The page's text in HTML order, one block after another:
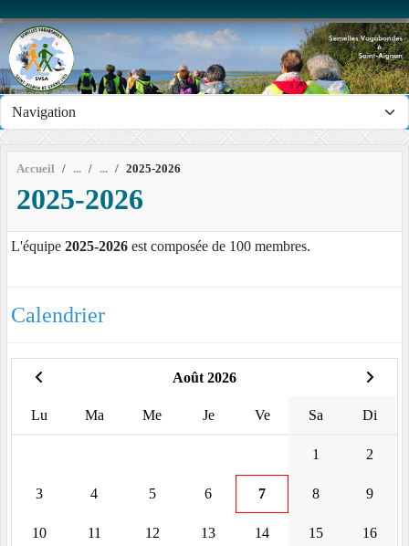
Accueil 2025-2026
2025-2026
L'équipe 2025-2026 est composée de 100 membres.
Calendrier
Août 2026
Lu Ma Me Je Ve Sa Di
1 2
3 4 5 6 7 8 9
10 11 12 13 14 15 16